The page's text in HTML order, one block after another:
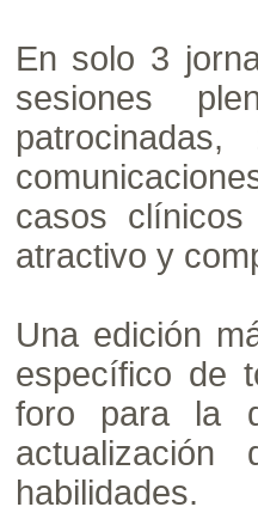
En solo 3
sesiones
casos
atractivo y
Una edición
específico de
foro para la
habilidades.